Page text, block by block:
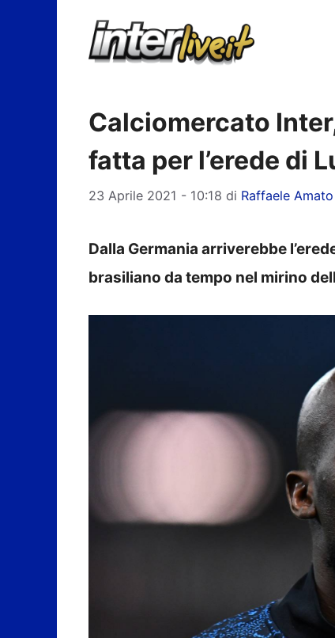
Calciomercato
fatta per l’erede di
23 Aprile 2021 - 10:18 di Raffaele Amato
Dalla Germania arriverebbe
brasiliano da tempo nel mirino